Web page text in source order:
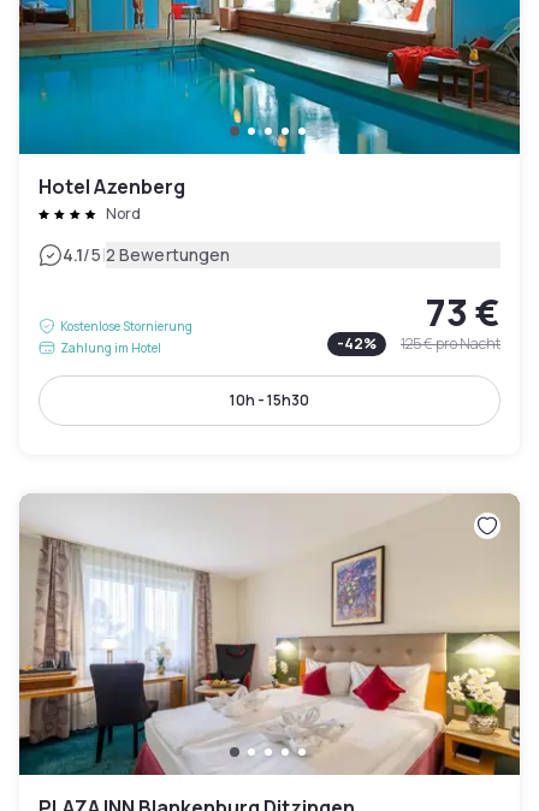
Hotel Azenberg
Nord
4.1/5|2 Bewertungen
Kostenlose Stornierung
Zahlung im Hotel
73 €
-42% 125 €pro Nacht
10h - 15h30